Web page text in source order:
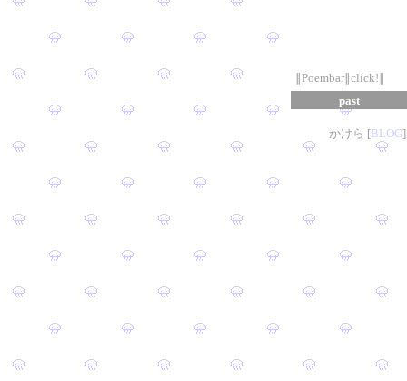
∥Poembar∥click!∥
past
かけら [BLOG